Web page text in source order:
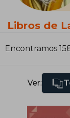
Libros de
Encontramos
Ver: